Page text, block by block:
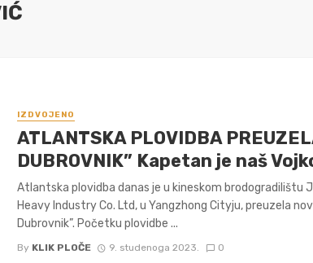
IZDVOJENO
ATLANTSKA PLOVIDBA
DUBROVNIK” Kapetan je naš
Atlantska plovidba danas je u kineskom brodogradilištu
Heavy Industry Co. Ltd, u Yangzhong Cityju, preuzela
Dubrovnik”. Početku plovidbe ...
By KLIK PLOČE 9. studenoga 2023. 0